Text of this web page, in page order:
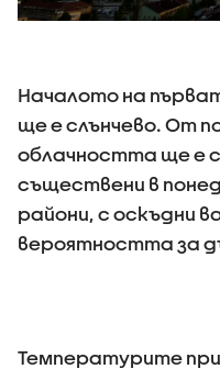
Началото на
ще е слънчево. От
облачността ще е с
съществени в
райони, с оскъдни
вероятността за
Температурите